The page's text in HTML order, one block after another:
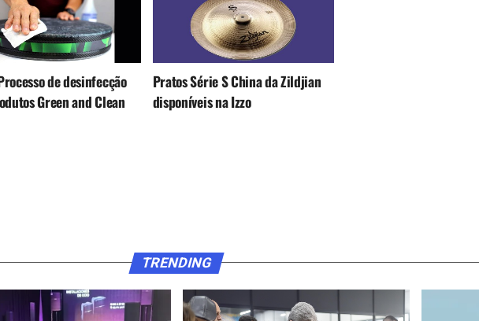
de desinfecção
Green and Clean
Pratos Série S China da Zildjian
disponíveis na Izzo
TRENDING